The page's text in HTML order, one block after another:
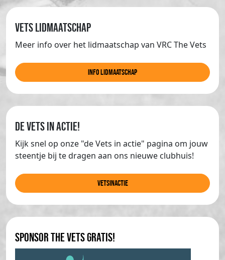
Vets lidmaatschap
Meer info over het lidmaatschap van VRC The Vets
info lidmaatschap
de Vets in actie!
Kijk snel op onze "de Vets in actie" pagina om jouw
steentje bij te dragen aan ons nieuwe clubhuis!
Vetsinactie
Sponsor The Vets gratis!